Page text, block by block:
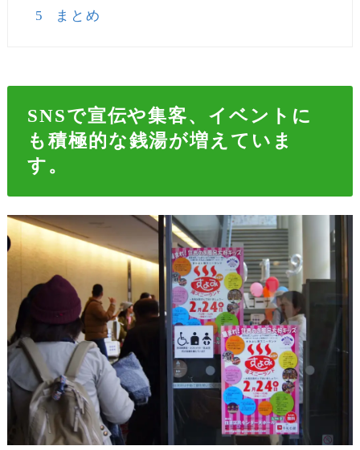
5 まとめ
SNSで宣伝や集客、イベントに
も積極的な銭湯が増えていま
す。